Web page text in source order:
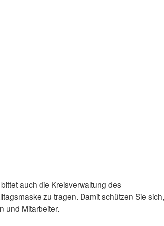
auch die Kreisverwaltung des
zu tragen. Damit schützen Sie sich,
und Mitarbeiter.